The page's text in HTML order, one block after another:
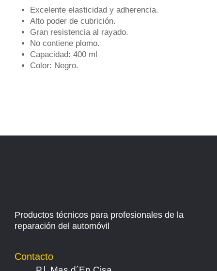
Excelente elasticidad y adherencia.
Alto poder de cubrición.
Gran resistencia al rayado.
No contiene plomo.
Capacidad: 400 ml
Color: Negro.
Productos técnicos para profesionales de la
reparación del automóvil
Contacto